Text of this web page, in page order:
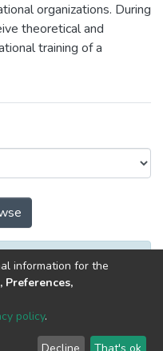
organizations. During
theoretical and
training of a
2002-2026
End User Send
information for the
policy.